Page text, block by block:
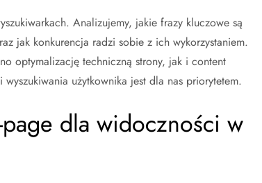
Analizujemy, jakie frazy kluczowe są
jak konkurencja radzi sobie z ich wykorzystaniem.
optymalizację techniczną strony, jak i content
użytkownika jest dla nas priorytetem.
dla widoczności w